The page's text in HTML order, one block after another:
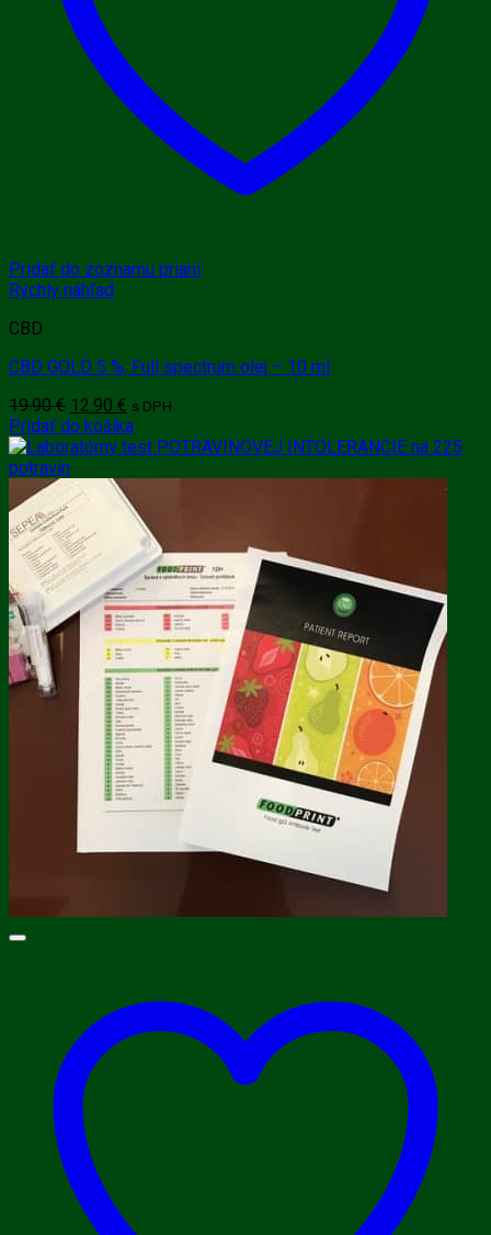
Pridať do zoznamu prianí
Rýchly náhľad
CBD
CBD GOLD 5 %, Full spectrum olej – 10 ml
19.90€ Pôvodná
cena
bola:
19.90 €.
12.90 € Aktuálna
cena
je:
s DPH
Pridať do košíka